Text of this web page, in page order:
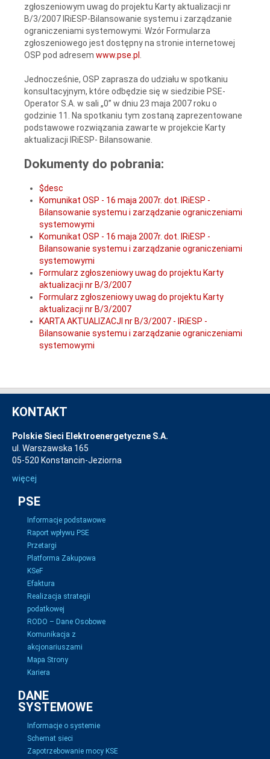
zgłoszeniowym uwag do projektu Karty aktualizacji nr
B/3/2007 IRiESP-Bilansowanie systemu i zarządzanie
ograniczeniami systemowymi. Wzór Formularza
zgłoszeniowego jest dostępny na stronie internetowej
OSP pod adresem www.pse.pl
Jednocześnie, OSP zaprasza do udziału w spotkaniu
konsultacyjnym, które odbędzie się w siedzibie PSE-
Operator S.A. w sali „0” w dniu 23 maja 2007 roku o
godzinie 11. Na spotkaniu tym zostaną zaprezentowane
podstawowe rozwiązania zawarte w projekcie Karty
aktualizacji IRiESP- Bilansowanie.
Dokumenty do pobrania:
$desc
Komunikat OSP - 16 maja 2007r. dot. IRiESP -
Bilansowanie systemu i zarządzanie ograniczeniami
systemowymi
Komunikat OSP - 16 maja 2007r. dot. IRiESP -
Bilansowanie systemu i zarządzanie ograniczeniami
systemowymi
Formularz zgłoszeniowy uwag do projektu Karty
aktualizacji nr B/3/2007
Formularz zgłoszeniowy uwag do projektu Karty
aktualizacji nr B/3/2007
KARTA AKTUALIZACJI nr B/3/2007 - IRiESP -
Bilansowanie systemu i zarządzanie ograniczeniami
systemowymi
KONTAKT
Polskie Sieci Elektroenergetyczne S.A.
ul. Warszawska 165
05-520 Konstancin-Jeziorna
więcej
PSE
Informacje podstawowe
Raport wpływu PSE
Przetargi
Platforma Zakupowa
KSeF
Efaktura
Realizacja strategii
podatkowej
RODO – Dane Osobowe
Komunikacja z
akcjonariuszami
Mapa Strony
Kariera
DANE
SYSTEMOWE
Informacje o systemie
Schemat sieci
Zapotrzebowanie mocy KSE